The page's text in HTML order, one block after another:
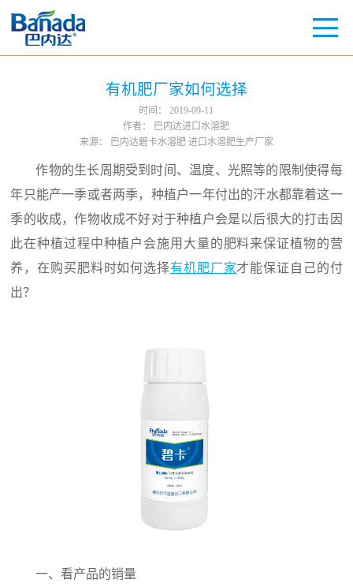
有机肥厂家如何选择
时间：
2019-09-11
作者：
巴内达进口水溶肥
来源：
巴内达碧卡水溶肥 进口水溶肥生产厂家
作物的生长周期受到时间、温度、光照等的限制使得每
年只能产一季或者两季，种植户一年付出的汗水都靠着这一
季的收成，作物收成不好对于种植户会是以后很大的打击因
此在种植过程中种植户会施用大量的肥料来保证植物的营
养，在购买肥料时如何选择有机肥厂家才能保证自己的付
出？
一、看产品的销量